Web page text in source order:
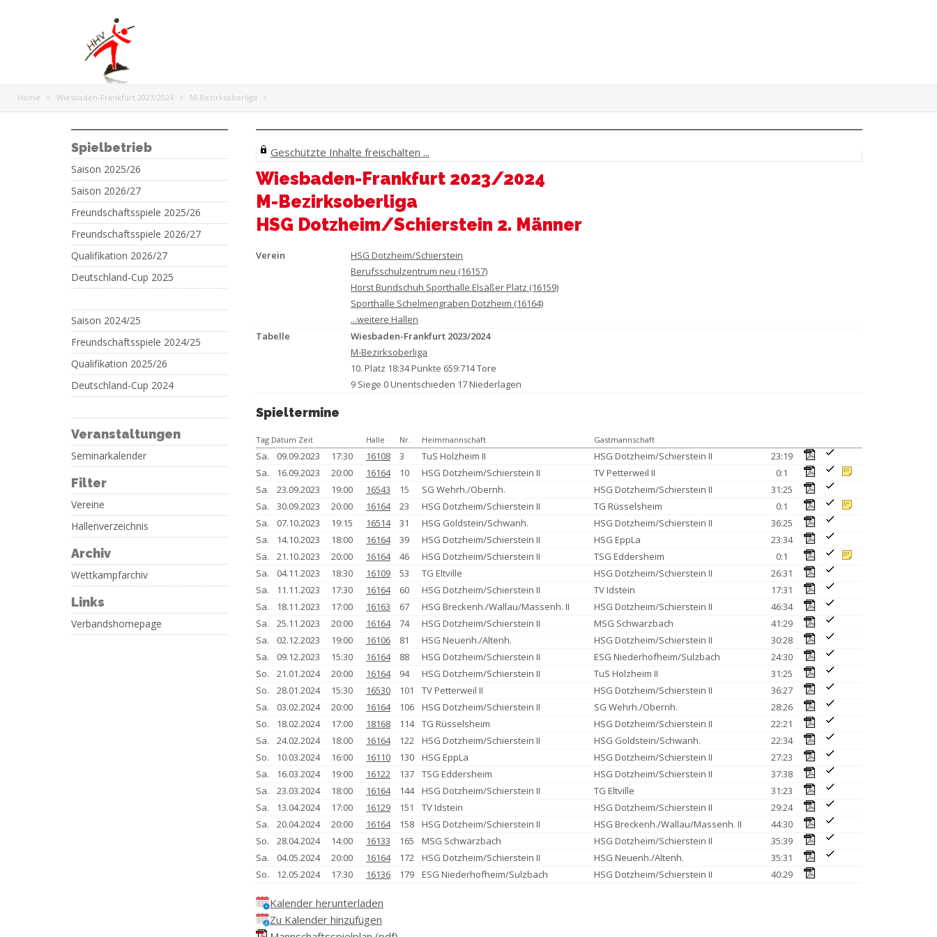
Home > Wiesbaden-Frankfurt 2023/2024 > M-Bezirksoberliga >
Spielbetrieb
Saison 2025/26
Saison 2026/27
Freundschaftsspiele 2025/26
Freundschaftsspiele 2026/27
Qualifikation 2026/27
Deutschland-Cup 2025
Saison 2024/25
Freundschaftsspiele 2024/25
Qualifikation 2025/26
Deutschland-Cup 2024
Veranstaltungen
Seminarkalender
Filter
Vereine
Hallenverzeichnis
Archiv
Wettkampfarchiv
Links
Verbandshomepage
Geschützte Inhalte freischalten ...
Wiesbaden-Frankfurt 2023/2024
M-Bezirksoberliga
HSG Dotzheim/Schierstein 2. Männer
Verein
HSG Dotzheim/Schierstein
Berufsschulzentrum neu (16157)
Horst Bundschuh Sporthalle Elsäßer Platz (16159)
Sporthalle Schelmengraben Dotzheim (16164)
...weitere Hallen
Tabelle
Wiesbaden-Frankfurt 2023/2024
M-Bezirksoberliga
10. Platz 18:34 Punkte 659:714 Tore
9 Siege 0 Unentschieden 17 Niederlagen
Spieltermine
Tag Datum Zeit Halle Nr. Heimmannschaft Gastmannschaft
Sa. 09.09.2023 17:30 16108 3 TuS Holzheim II HSG Dotzheim/Schierstein II
23:19
Sa.
16.09.2023 20:00 16164 10 HSG Dotzheim/Schierstein II TV Petterweil II
0:1
Sa.
23.09.2023 19:00 16543 15 SG Wehrh./Obernh. HSG Dotzheim/Schierstein II
31:25
Sa.
30.09.2023 20:00 16164 23 HSG Dotzheim/Schierstein II TG Rüsselsheim
0:1
Sa.
07.10.2023 19:15 16514 31 HSG Goldstein/Schwanh. HSG Dotzheim/Schierstein II
36:25
Sa.
14.10.2023 18:00 16164 39 HSG Dotzheim/Schierstein II HSG EppLa
23:34
Sa.
21.10.2023 20:00 16164 46 HSG Dotzheim/Schierstein II TSG Eddersheim
0:1
Sa.
04.11.2023 18:30 16109 53 TG Eltville HSG Dotzheim/Schierstein II
26:31
Sa.
11.11.2023 17:30 16164 60 HSG Dotzheim/Schierstein II TV Idstein
17:31
Sa.
18.11.2023 17:00 16163 67 HSG Breckenh./Wallau/Massenh. II HSG Dotzheim/Schierstein II
46:34
Sa.
25.11.2023 20:00 16164 74 HSG Dotzheim/Schierstein II MSG Schwarzbach
41:29
Sa.
02.12.2023 19:00 16106 81 HSG Neuenh./Altenh. HSG Dotzheim/Schierstein II
30:28
Sa.
09.12.2023 15:30 16164 88 HSG Dotzheim/Schierstein II ESG Niederhofheim/Sulzbach
24:30
So.
21.01.2024 20:00 16164 94 HSG Dotzheim/Schierstein II TuS Holzheim II
31:25
So.
28.01.2024 15:30 16530 101 TV Petterweil II HSG Dotzheim/Schierstein II
36:27
Sa.
03.02.2024 20:00 16164 106 HSG Dotzheim/Schierstein II SG Wehrh./Obernh.
28:26
So.
18.02.2024 17:00 18168 114 TG Rüsselsheim HSG Dotzheim/Schierstein II
22:21
Sa.
24.02.2024 18:00 16164 122 HSG Dotzheim/Schierstein II HSG Goldstein/Schwanh.
22:34
So.
10.03.2024 16:00 16110 130 HSG EppLa HSG Dotzheim/Schierstein II
27:23
Sa.
16.03.2024 19:00 16122 137 TSG Eddersheim HSG Dotzheim/Schierstein II
37:38
Sa.
23.03.2024 18:00 16164 144 HSG Dotzheim/Schierstein II TG Eltville
31:23
Sa.
13.04.2024 17:00 16129 151 TV Idstein HSG Dotzheim/Schierstein II
29:24
Sa.
20.04.2024 20:00 16164 158 HSG Dotzheim/Schierstein II HSG Breckenh./Wallau/Massenh. II
44:30
So.
28.04.2024 14:00 16133 165 MSG Schwarzbach HSG Dotzheim/Schierstein II
35:39
Sa.
04.05.2024 20:00 16164 172 HSG Dotzheim/Schierstein II HSG Neuenh./Altenh.
35:31
So.
12.05.2024 17:30 16136 179 ESG Niederhofheim/Sulzbach HSG Dotzheim/Schierstein II 40:29
Kalender herunterladen
Zu Kalender hinzufügen